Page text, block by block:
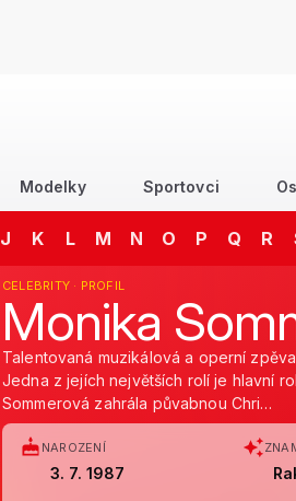
Modelky Sportovci
J K L M N O P Q R
CELEBRITY · PROFIL
Monika
Talentovaná muzikálová a operní
Jedna z jejích největších rolí je hlavní
Sommerová zahrála půvabnou Chri…
NAROZENÍ
3. 7. 1987